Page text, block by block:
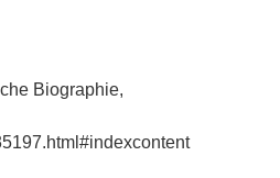
Biographie,